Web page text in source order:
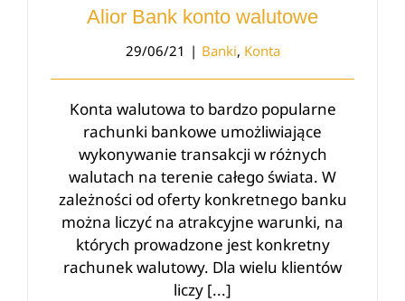
Alior Bank konto walutowe
29/06/21 | Banki, Konta
Konta walutowa to bardzo popularne
rachunki bankowe umożliwiające
wykonywanie transakcji w różnych
walutach na terenie całego świata. W
zależności od oferty konkretnego banku
można liczyć na atrakcyjne warunki, na
których prowadzone jest konkretny
rachunek walutowy. Dla wielu klientów
liczy [...]